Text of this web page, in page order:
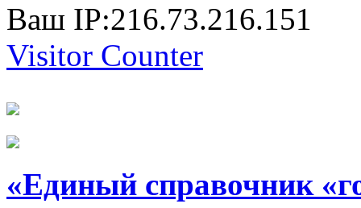
Ваш IP:216.73.216.151
Visitor Counter
«Единый справочник